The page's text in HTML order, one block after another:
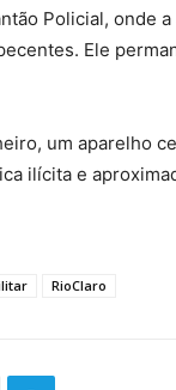
Policial, onde
Ele
um aparelho
ilícita e
RioClaro